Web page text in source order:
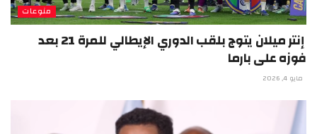
منوعات
إنتر ميلان يتوج بلقب الدوري الإيطالي للمرة 21 بعد
فوزه على بارما
مايو 4, 2026